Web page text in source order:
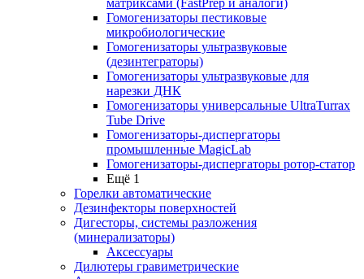
матриксами (FastPrep и аналоги)
Гомогенизаторы пестиковые
микробиологические
Гомогенизаторы ультразвуковые
(дезинтеграторы)
Гомогенизаторы ультразвуковые для
нарезки ДНК
Гомогенизаторы универсальные UltraTurrax
Tube Drive
Гомогенизаторы-диспергаторы
промышленные MagicLab
Гомогенизаторы-диспергаторы ротор-статор
Ещё 1
Горелки автоматические
Дезинфекторы поверхностей
Дигесторы, системы разложения
(минерализаторы)
Аксессуары
Дилютеры гравиметрические